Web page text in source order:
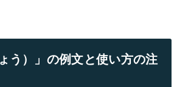
う）」の例文と使い方の注